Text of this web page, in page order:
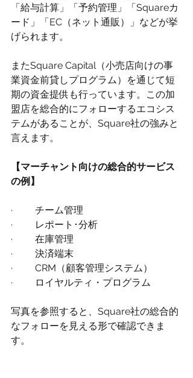
「給与計算」「予約管理」「Squareカ
ード」「EC（ネット通販）」などが挙
げられます。
またSquare Capital（小売店向けの事
業資金前貸しプログラム）を通じて短
期の資金提供も行っています。この加
盟店を総合的にフォローするエコシス
テムがあることが、Square社の強みと
言えます。
【マーチャント向けの総合的サービス
の例】
·	チーム管理
·	レポート･分析
·	在庫管理
·	決済端末
·	CRM（顧客管理システム）
·	ロイヤルティ・プログラム
写真を参照すると、Square社の総合的
なフォローを見える形で確認できま
す。